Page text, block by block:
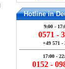
Hotline in
9:00 -
0571 -
+49 571 -
17:00 -
0152 -